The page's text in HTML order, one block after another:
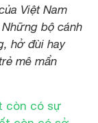
Việt Nam
bộ cánh
hở đùi hay
mê mẩn